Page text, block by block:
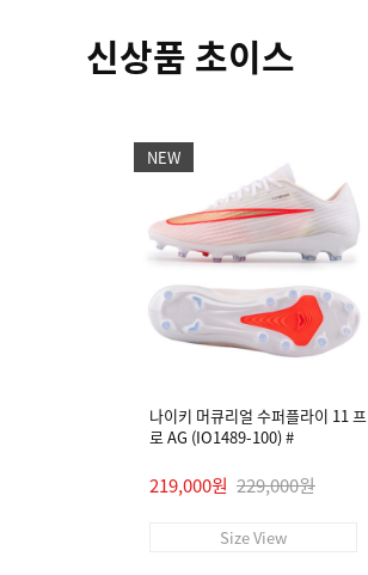
신상품 초이스
NEW
나이키 머큐리얼 수퍼플라이 11 프
로 AG (IO1489-100) #
219,000원 229,000원
Size View